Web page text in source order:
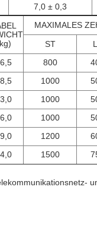
7,0 ± 0,3
MAXIMALES
ST
800
1000
1000
1000
1200
1500